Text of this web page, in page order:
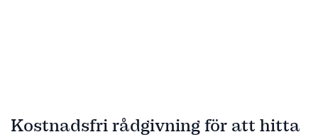
Kostnadsfri rådgivning för att hitta